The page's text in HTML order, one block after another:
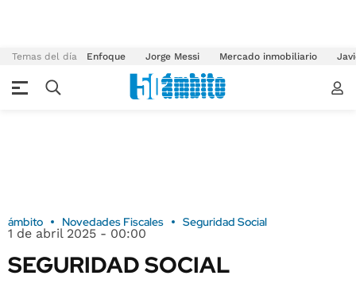
Temas del día Enfoque Jorge Messi Mercado inmobiliario
ámbito Novedades Fiscales Seguridad Social
1 de abril 2025 - 00:00
SEGURIDAD SOCIAL